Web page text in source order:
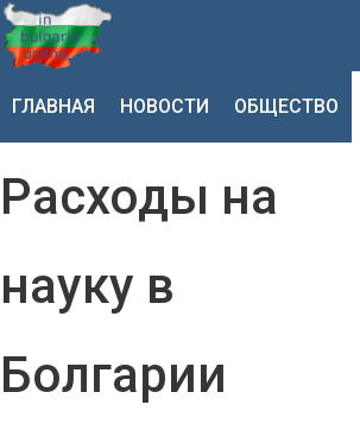
ГЛАВНАЯ НОВОСТИ ОБЩЕСТВО
Расходы на
науку в
Болгарии